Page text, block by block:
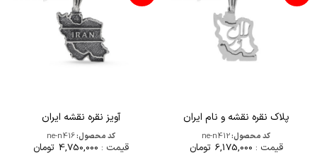
پلاک نقره نقشه و نام ایران
کد محصول:ne-n412
قیمت : 6,175,000 تومان
آویز نقره نقشه ایران
کد محصول:ne-n416
قیمت : 4,750,000 تومان